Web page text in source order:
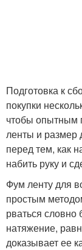
Подготовка к
покупки
чтобы опытным
ленты и размер
перед тем, как
набить руку и
Фум ленту для
простым
рваться словно
натяжение,
доказывает ее